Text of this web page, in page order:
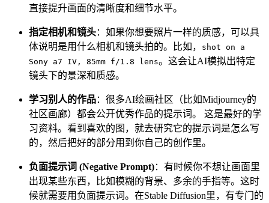
直接提升画面的清晰度和细节水平。
指定相机和镜头：如果你想要照片一样的质感，可以具
体说明是用什么相机和镜头拍的。比如，
shot on a
Sony a7 IV, 85mm f/1.8 lens。这会让AI模拟出特定
镜头下的景深和质感。
学习别人的作品：很多AI绘画社区（比如Midjourney的
社区画廊）都会公开优秀作品的提示词。 这是最好的学
习资料。看到喜欢的图，就去研究它的提示词是怎么写
的，然后把好的部分用到你自己的创作里。
负面提示词 (Negative Prompt)：有时候你不想让画面里
出现某些东西，比如模糊的背景、多余的手指等。这时
候就需要用负面提示词。在Stable Diffusion里，有专门的